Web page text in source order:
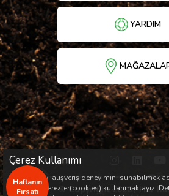
YARDIM
Haftanın
Fırsatı
© Copyright 2026 / Her
Çerez Kullanımı
Sizlere en iyi alışveriş deneyimini sunabilmek
sitemizde çerezler(cookies) kullanmaktayız.